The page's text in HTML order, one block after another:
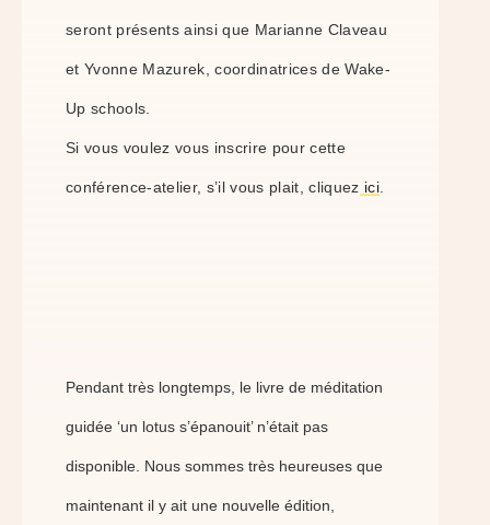
seront présents ainsi que Marianne Claveau
et Yvonne Mazurek, coordinatrices de Wake-
Up schools.
Si vous voulez vous inscrire pour cette
conférence-atelier, s’il vous plait, cliquez ici
Pendant très longtemps, le livre de méditation
guidée ‘un lotus s’épanouit’ n’était pas
disponible. Nous sommes très heureuses que
maintenant il y ait une nouvelle édition,